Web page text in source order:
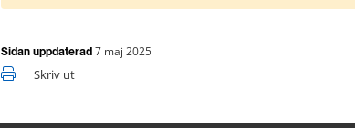
Sidan uppdaterad 7 maj 2025
Skriv ut